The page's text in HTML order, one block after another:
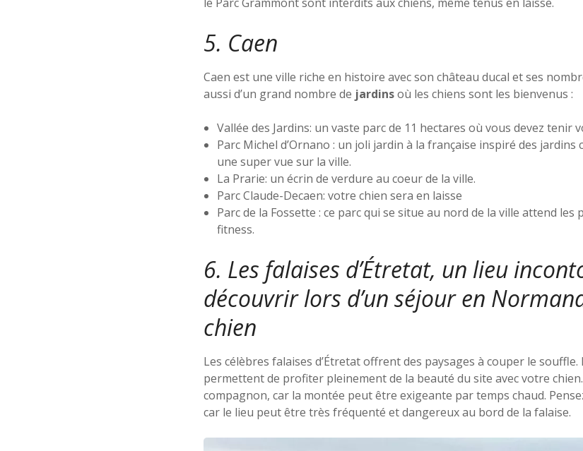
5. Caen
Caen est une ville riche en histoire avec son château ducal et ses
aussi d’un grand nombre de jardinsoù les chiens sont les bienvenus :
Vallée des Jardins: un vaste parc de 11 hectares où vous devez tenir
Parc Michel d’Ornano : un joli jardin à la française inspiré des
une super vue sur la ville.
La Prarie: un écrin de verdure au coeur de la ville.
Parc Claude-Decaen: votre chien sera en laisse
Parc de la Fossette : ce parc qui se situe au nord de la ville attend
fitness.
6. Les falaises d’Étretat, un lieu
découvrir lors d’un séjour en
chien
Les célèbres falaises d’Étretat offrent des paysages à couper le souffle.
permettent de profiter pleinement de la beauté du site avec votre
compagnon, car la montée peut être exigeante par temps chaud.
car le lieu peut être très fréquenté et dangereux au bord de la falaise.